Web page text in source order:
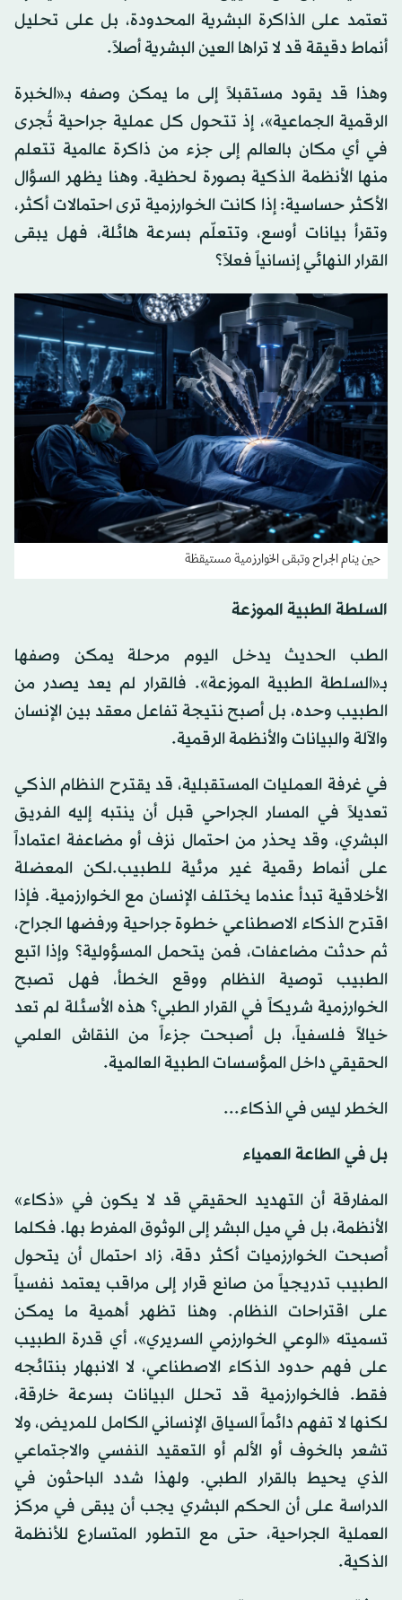
تعتمد على الذاكرة البشرية المحدودة، بل على تحليل
أنماط دقيقة قد لا تراها العين البشرية أصلاً.
وهذا قد يقود مستقبلاً إلى ما يمكن وصفه بـ«الخبرة
الرقمية الجماعية»، إذ تتحول كل عملية جراحية تُجرى
في أي مكان بالعالم إلى جزء من ذاكرة عالمية تتعلم
منها الأنظمة الذكية بصورة لحظية. وهنا يظهر السؤال
الأكثر حساسية: إذا كانت الخوارزمية ترى احتمالات أكثر،
وتقرأ بيانات أوسع، وتتعلّم بسرعة هائلة، فهل يبقى
القرار النهائي إنسانياً فعلاً؟
حين ينام الجراح وتبقى الخوارزمية مستيقظة
السلطة الطبية الموزعة
الطب الحديث يدخل اليوم مرحلة يمكن وصفها
بـ«السلطة الطبية الموزعة». فالقرار لم يعد يصدر من
الطبيب وحده، بل أصبح نتيجة تفاعل معقد بين الإنسان
والآلة والبيانات والأنظمة الرقمية.
في غرفة العمليات المستقبلية، قد يقترح النظام الذكي
تعديلاً في المسار الجراحي قبل أن ينتبه إليه الفريق
البشري، وقد يحذر من احتمال نزف أو مضاعفة اعتماداً
على أنماط رقمية غير مرئية للطبيب.لكن المعضلة
الأخلاقية تبدأ عندما يختلف الإنسان مع الخوارزمية. فإذا
اقترح الذكاء الاصطناعي خطوة جراحية ورفضها الجراح،
ثم حدثت مضاعفات، فمن يتحمل المسؤولية؟ وإذا اتبع
الطبيب توصية النظام ووقع الخطأ، فهل تصبح
الخوارزمية شريكاً في القرار الطبي؟ هذه الأسئلة لم تعد
خيالاً فلسفياً، بل أصبحت جزءاً من النقاش العلمي
الحقيقي داخل المؤسسات الطبية العالمية.
الخطر ليس في الذكاء...
بل في الطاعة العمياء
المفارقة أن التهديد الحقيقي قد لا يكون في «ذكاء»
الأنظمة، بل في ميل البشر إلى الوثوق المفرط بها. فكلما
أصبحت الخوارزميات أكثر دقة، زاد احتمال أن يتحول
الطبيب تدريجياً من صانع قرار إلى مراقب يعتمد نفسياً
على اقتراحات النظام. وهنا تظهر أهمية ما يمكن
تسميته «الوعي الخوارزمي السريري»، أي قدرة الطبيب
على فهم حدود الذكاء الاصطناعي، لا الانبهار بنتائجه
فقط. فالخوارزمية قد تحلل البيانات بسرعة خارقة،
لكنها لا تفهم دائماً السياق الإنساني الكامل للمريض، ولا
تشعر بالخوف أو الألم أو التعقيد النفسي والاجتماعي
الذي يحيط بالقرار الطبي. ولهذا شدد الباحثون في
الدراسة على أن الحكم البشري يجب أن يبقى في مركز
العملية الجراحية، حتى مع التطور المتسارع للأنظمة
الذكية.